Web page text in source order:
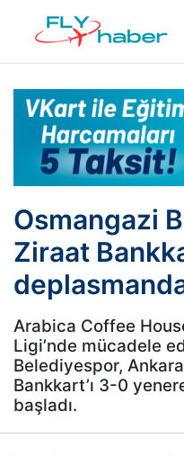
Osmangazi
Ziraat
Arabica Coffee
Ligi’nde mücadele
Belediyespor,
Bankkart’ı 3-0
başladı.